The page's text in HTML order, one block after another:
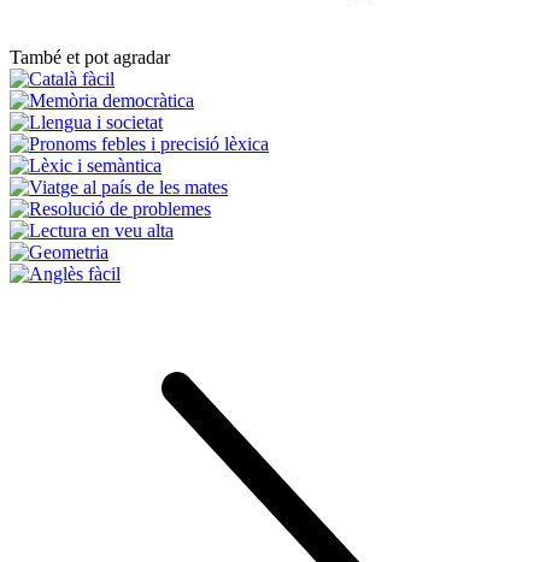
També et pot agradar